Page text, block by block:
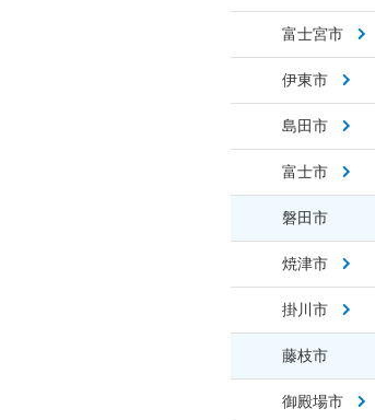
富士宮市
伊東市
島田市
富士市
磐田市
焼津市
掛川市
藤枝市
御殿場市